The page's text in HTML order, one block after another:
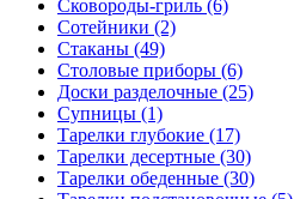
Сковороды-гриль (6)
Сотейники (2)
Стаканы (49)
Столовые приборы (6)
Доски разделочные (25)
Супницы (1)
Тарелки глубокие (17)
Тарелки десертные (30)
Тарелки обеденные (30)